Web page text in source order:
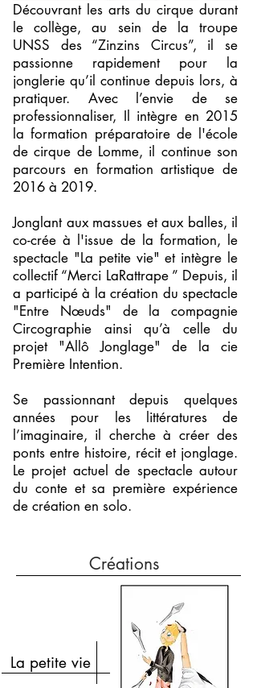
Découvrant les arts du cirque durant
le collège, au sein de la troupe
UNSS des “Zinzins Circus”, il se
passionne rapidement pour la
jonglerie qu’il continue depuis lors, à
pratiquer. Avec l’envie de se
professionnaliser, Il intègre en 2015
la formation préparatoire de l'école
de cirque de Lomme, il continue son
parcours en formation artistique de
2016 à 2019.
Jonglant aux massues et aux balles, il
co-crée à l'issue de la formation, le
spectacle "La petite vie" et intègre le
collectif “Merci LaRattrape ” Depuis, il
a participé à la création du spectacle
"Entre Nœuds" de la compagnie
Circographie ainsi qu’à celle du
projet "Allô Jonglage" de la cie
Première Intention.
Se passionnant depuis quelques
années pour les littératures de
l’imaginaire, il cherche à créer des
ponts entre histoire, récit et jonglage.
Le projet actuel de spectacle autour
du conte et sa première expérience
de création en solo.
Créations
La petite vie